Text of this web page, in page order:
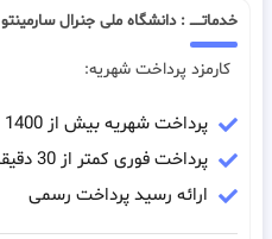
خدماتـــــ : دانشگاه ملی جنرال سارمینتو
کارمزد پرداخت شهریه:
پرداخت شهریه بیش از 1400 کشور
پرداخت فوری کمتر از 30 دقیقه
ارائه رسید پرداخت رسمی